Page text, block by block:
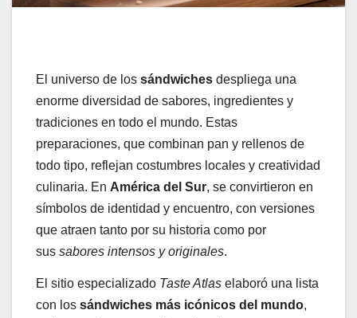
El universo de los sándwiches despliega una
enorme diversidad de sabores, ingredientes y
tradiciones en todo el mundo. Estas
preparaciones, que combinan pan y rellenos de
todo tipo, reflejan costumbres locales y creatividad
culinaria. En América del Sur, se convirtieron en
símbolos de identidad y encuentro, con versiones
que atraen tanto por su historia como por
sus sabores intensos y originales.
El sitio especializado Taste Atlas elaboró una lista
con los sándwiches más icónicos del mundo,